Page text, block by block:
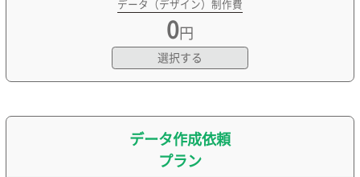
データ（デザイン）制作費
0円
選択する
データ作成依頼
プラン